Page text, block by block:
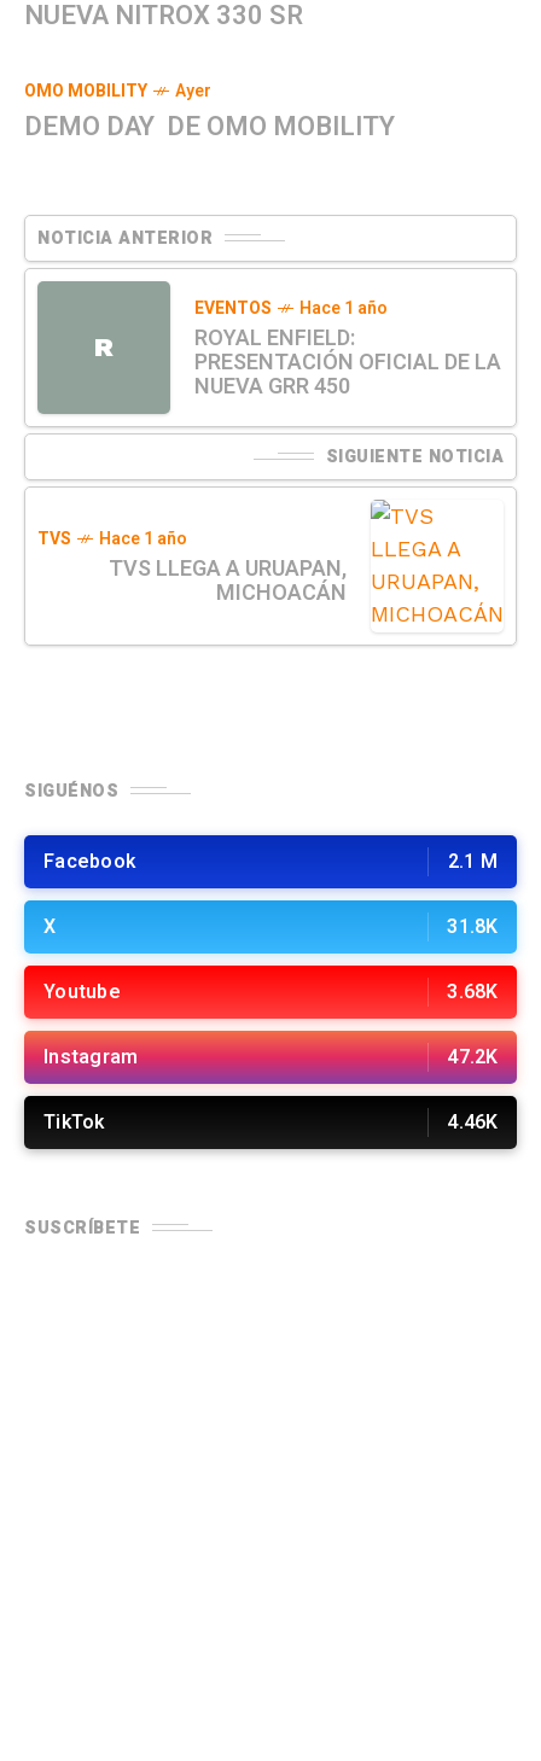
NUEVA NITROX 330 SR
OMO MOBILITY Ayer
DEMO DAY DE OMO MOBILITY
NOTICIA ANTERIOR
R
EVENTOS Hace 1 año
ROYAL ENFIELD:
PRESENTACIÓN OFICIAL DE LA
NUEVA GRR 450
SIGUIENTE NOTICIA
TVS Hace 1 año
TVS LLEGA A URUAPAN,
MICHOACÁN
SIGUÉNOS
Facebook 2.1 M
X 31.8K
Youtube 3.68K
Instagram 47.2K
TikTok 4.46K
SUSCRÍBETE